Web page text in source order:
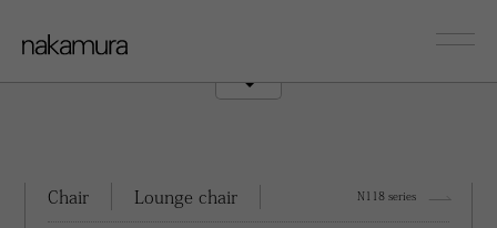
Couch/Onearm
Chair Lounge chair N118 series